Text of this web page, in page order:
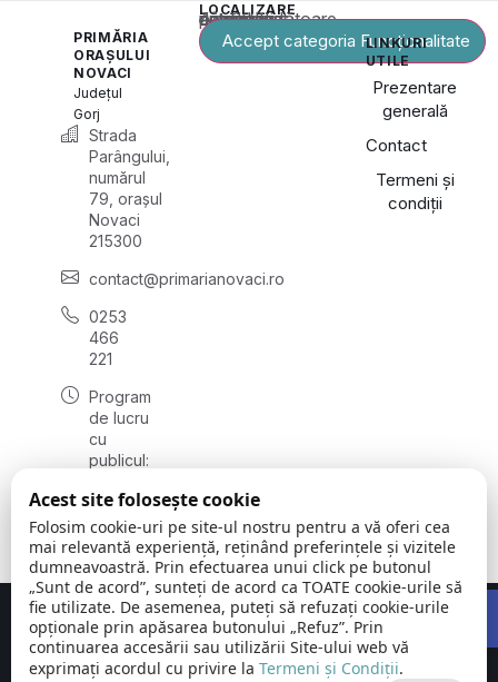
PRIMĂRIA
ORAȘULUI
NOVACI
Județul
Gorj
Strada
Parângului,
numărul
79, orașul
Novaci
215300
contact@primarianovaci.ro
0253
466
221
Program
de lucru
cu
publicul:
vineri
08:00 -
16:00
LOCALIZARE
Acest conținut este blocat până când acceptați categoria corespunzătoare de cookie-uri.
Accept categoria Funcționalitate
LINKURI
UTILE
Prezentare
generală
Contact
Termeni și
condiții
Orașul
©
Toate
Concept realizat deBig Media Relații Publice SRL
Acest site folosește cookie
Folosim cookie-uri pe site-ul nostru pentru a vă oferi cea
mai relevantă experiență, reținând preferințele și vizitele
dumneavoastră. Prin efectuarea unui click pe butonul
„Sunt de acord”, sunteți de acord ca TOATE cookie-urile să
fie utilizate. De asemenea, puteți să refuzați cookie-urile
opționale prin apăsarea butonului „Refuz”. Prin
continuarea accesării sau utilizării Site-ului web vă
exprimați acordul cu privire la Termeni și Condiții.